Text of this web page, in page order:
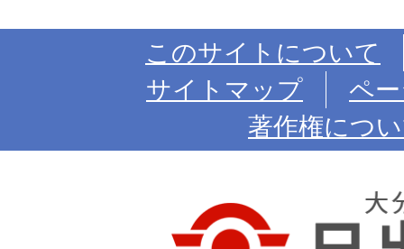
このサイトについて
サイトマップ
ペ
著作権につ